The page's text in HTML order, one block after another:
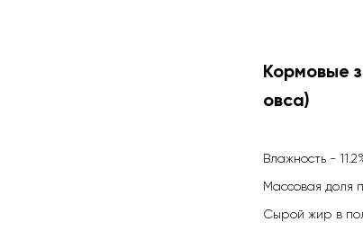
Кормовые
овса)
Влажность -
Массовая доля
Сырой жир в